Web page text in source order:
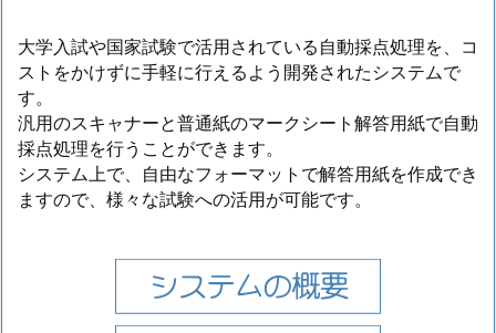
大学入試や国家試験で活用されている自動採点処理を、コ
ストをかけずに手軽に行えるよう開発されたシステムで
す。
汎用のスキャナーと普通紙のマークシート解答用紙で自動
採点処理を行うことができます。
システム上で、自由なフォーマットで解答用紙を作成でき
ますので、様々な試験への活用が可能です。